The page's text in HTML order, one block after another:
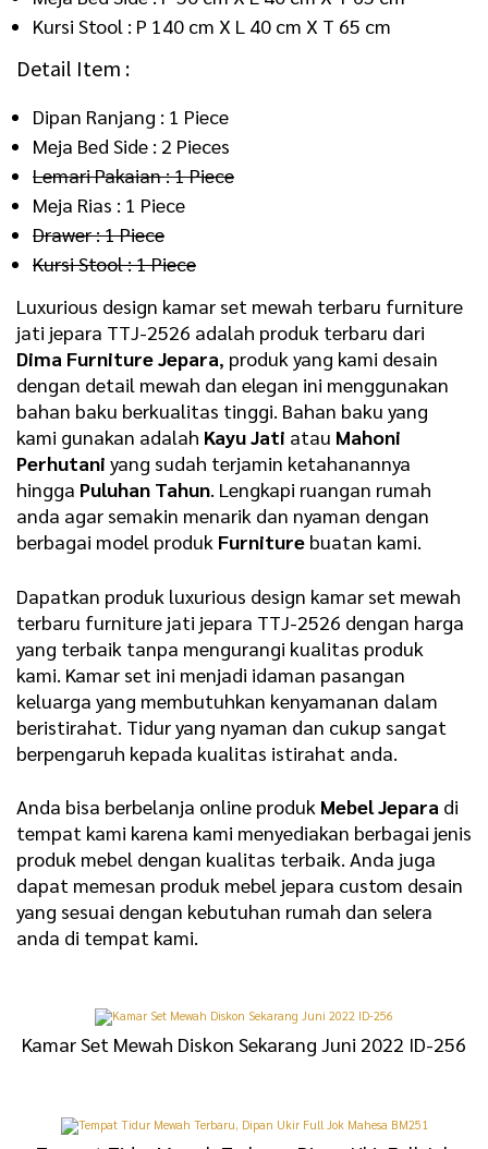
Kursi Stool : P 140 cm X L 40 cm X T 65 cm
Detail Item :
Dipan Ranjang : 1 Piece
Meja Bed Side : 2 Pieces
Lemari Pakaian : 1 Piece
Meja Rias : 1 Piece
Drawer : 1 Piece
Kursi Stool : 1 Piece
Luxurious design kamar set mewah terbaru furniture
jati jepara TTJ-2526 adalah produk terbaru dari
Dima Furniture Jepara, produk yang kami desain
dengan detail mewah dan elegan ini menggunakan
bahan baku berkualitas tinggi. Bahan baku yang
kami gunakan adalah Kayu Jati atau Mahoni
Perhutani yang sudah terjamin ketahanannya
hingga Puluhan Tahun. Lengkapi ruangan rumah
anda agar semakin menarik dan nyaman dengan
berbagai model produk Furniture buatan kami.
Dapatkan produk luxurious design kamar set mewah
terbaru furniture jati jepara TTJ-2526 dengan harga
yang terbaik tanpa mengurangi kualitas produk
kami. Kamar set ini menjadi idaman pasangan
keluarga yang membutuhkan kenyamanan dalam
beristirahat. Tidur yang nyaman dan cukup sangat
berpengaruh kepada kualitas istirahat anda.
Anda bisa berbelanja online produk Mebel Jepara di
tempat kami karena kami menyediakan berbagai jenis
produk mebel dengan kualitas terbaik. Anda juga
dapat memesan produk mebel jepara custom desain
yang sesuai dengan kebutuhan rumah dan selera
anda di tempat kami.
Kamar Set Mewah Diskon Sekarang Juni 2022 ID-256